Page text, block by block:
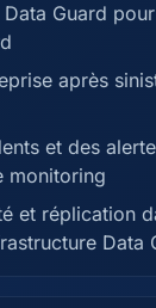
Guard
après
et des
monitoring
et réplication
Data